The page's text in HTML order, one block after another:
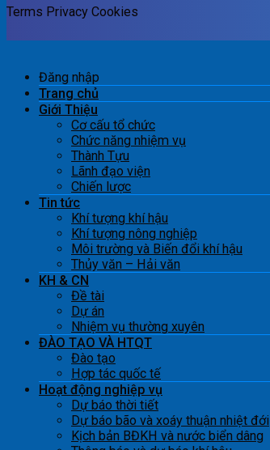
Terms Privacy Cookies
Đăng nhập
Trang chủ
Giới Thiệu
Cơ cấu tổ chức
Chức năng nhiệm vụ
Thành Tựu
Lãnh đạo viện
Chiến lược
Tin tức
Khí tượng khí hậu
Khí tượng nông nghiệp
Môi trường và Biến đổi khí hậu
Thủy văn – Hải văn
KH & CN
Đề tài
Dự án
Nhiệm vụ thường xuyên
ĐÀO TẠO VÀ HTQT
Đào tạo
Hợp tác quốc tế
Hoạt động nghiệp vụ
Dự báo thời tiết
Dự báo bão và xoáy thuận nhiệt đới
Kịch bản BĐKH và nước biển dâng